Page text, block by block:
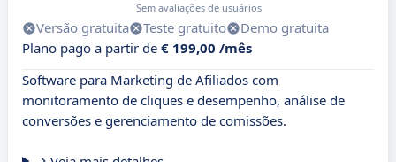
Sem avaliações de usuários
Versão gratuita Teste gratuito
Demo gratuita
Plano pago a partir de € 199,00 /mês
Software para Marketing de Afiliados com
monitoramento de cliques e desempenho, análise de
conversões e gerenciamento de comissões.